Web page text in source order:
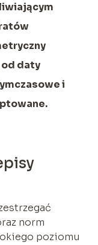
od daty
i
norm
poziomu